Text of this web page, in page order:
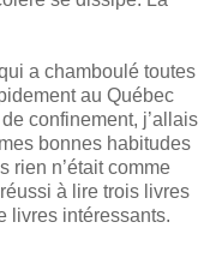
a chamboulé toutes
au Québec
confinement, j’allais
bonnes habitudes
rien n’était comme
à lire trois livres
livres intéressants.